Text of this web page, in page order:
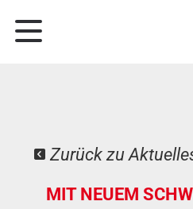
Zurück zu
MIT NEUEM